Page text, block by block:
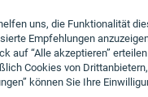
uns, die Funktionalität
Empfehlungen
auf “Alle akzeptieren”
Cookies von
können Sie Ihre